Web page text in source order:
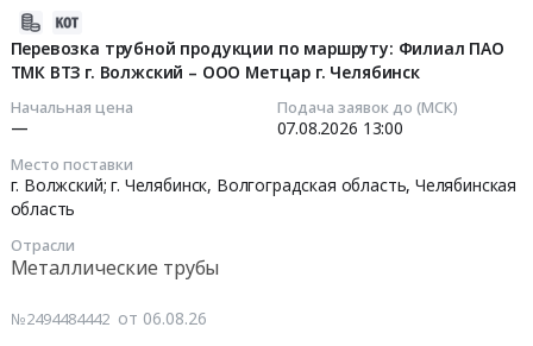
1.
Перевозка трубной продукции по маршруту: Филиал ПАО
ТМК ВТЗ г. Волжский – ООО Метцар г. Челябинск
Начальная цена
—
Подача заявок до (МСК)
07.08.2026 13:00
Место поставки
г. Волжский; г. Челябинск, Волгоградская область, Челябинская
область
Отрасли
Металлические трубы
№2494484442 от 06.08.26